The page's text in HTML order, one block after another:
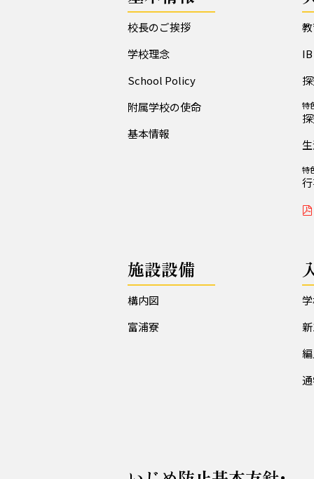
校長のご挨拶
学校理念
School Policy
附属学校の使命
基本情報
特
特
施設設備
構内図
富浦寮